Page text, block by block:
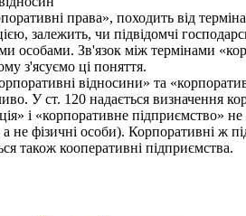
права», походить від
залежить, чи підвідомчі
Зв'язок між термінами
з'ясуємо ці поняття.
відносини» та
У ст. 120 надається визначення
і «корпоративне підприємство»
фізичні особи). Корпоративні ж
також кооперативні підприємства.